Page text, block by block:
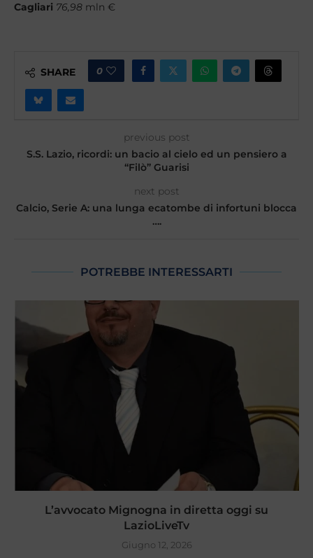
Cagliari 76,98 mln €
SHARE 0
previous post
S.S. Lazio, ricordi: un bacio al cielo ed un pensiero a
“Filò” Guarisi
next post
Calcio, Serie A: una lunga ecatombe di infortuni blocca
….
POTREBBE INTERESSARTI
L’avvocato Mignogna in diretta oggi su
LazioLiveTv
Giugno 12, 2026